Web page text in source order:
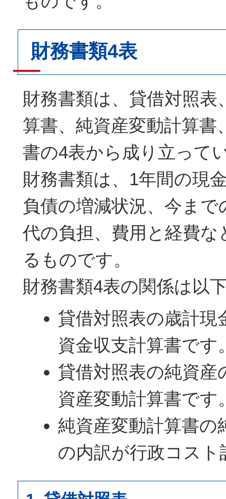
財務書類4表
財務書類は、貸借対照表
算書、純資産変動計算書
書の4表から成り立って
財務書類は、1年間の現
負債の増減状況、今まで
代の負担、費用と経費
るものです。
財務書類4表の関係は以
貸借対照表の歳計現
資金収支計算書です
貸借対照表の純資産
資産変動計算書です
純資産変動計算書の
の内訳が行政コスト